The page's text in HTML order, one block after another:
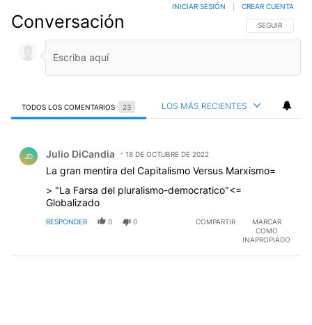
TODOS LOS COMENTARIOS 23 LOS MÁS RECIENTES
Todos los comentarios
Comentario de Julio DiCandia.
La gran mentira del Capitalismo Versus Marxismo=
> "La Farsa del pluralismo-democratico"<=
RESPONDER 0 0 COMPARTIR
INAPROPIADO